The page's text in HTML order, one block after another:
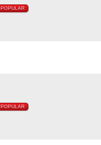
POPULAR
POPULAR